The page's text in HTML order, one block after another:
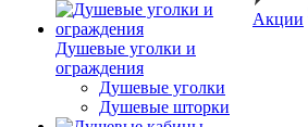
Душевые уголки и
ограждения
Душевые уголки
Душевые шторки
Акции